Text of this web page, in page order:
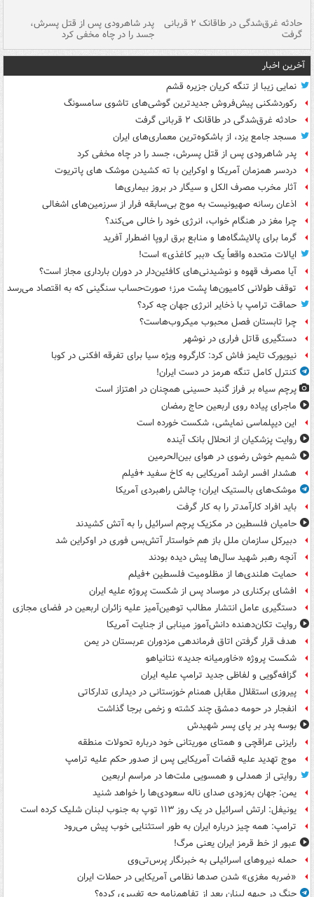
حادثه غرق‌شدگی در طاقانک ۲ قربانی
گرفت
پدر شاهرودی پس از قتل پسرش،
جسد را در چاه مخفی کرد
آخرین اخبار
نمایی زیبا از تنگه کریان جزیره قشم
رکوردشکنی پیش‌فروش جدیدترین گوشی‌های تاشوی سامسونگ
حادثه غرق‌شدگی در طاقانک ۲ قربانی گرفت
مسجد جامع یزد، از باشکوه‌ترین معماری‌های ایران
پدر شاهرودی پس از قتل پسرش، جسد را در چاه مخفی کرد
دردسر همزمان آمریکا و اوکراین با ته کشیدن موشک های پاتریوت
آثار مخرب مصرف الکل و سیگار در بروز بیماری‌ها
اذعان رسانه صهیونیست به موج بی‌سابقه فرار از سرزمین‌های اشغالی
چرا مغز در هنگام خواب، انرژی خود را خالی می‌کند؟
گرما برای پالایشگاه‌ها و منابع برق اروپا اضطرار آفرید
ایالات متحده واقعاً یک «ببر کاغذی» است!
آیا مصرف قهوه و نوشیدنی‌های کافئین‌دار در دوران بارداری مجاز است؟
توقف طولانی کامیون‌ها پشت مرز؛ صورت‌حساب سنگینی که به اقتصاد می‌رسد
حماقت ترامپ با ذخایر انرژی جهان چه کرد؟
چرا تابستان فصل محبوب میکروب‌هاست؟
دستگیری قاتل فراری در نوشهر
نیویورک تایمز فاش کرد: کارگروه ویژه سیا برای تفرقه افکنی در کوبا
کنترل کامل تنگه هرمز در دست ایران!
پرچم سیاه بر فراز گنبد حسینی همچنان در اهتزاز است
ماجرای پیاده روی اربعین حاج رمضان
این دیپلماسی نمایشی، شکست خورده است
روایت پزشکیان از انحلال بانک آینده
شمیم خوش رضوی در هوای بین‌الحرمین
هشدار افسر ارشد آمریکایی به کاخ سفید +فیلم
موشک‌های بالستیک ایران؛ چالش راهبردی آمریکا
باید افراد کارآمدتر را به کار گرفت
حامیان فلسطین در مکزیک پرچم اسرائیل را به آتش کشیدند
دبیرکل سازمان ملل باز هم خواستار آتش‌بس فوری در اوکراین شد
آنچه رهبر شهید سال‌ها پیش دیده بودند
حمایت هلندی‌ها از مظلومیت فلسطین +فیلم
افشای برکناری در موساد پس از شکست پروژه علیه ایران
دستگیری عامل انتشار مطالب توهین‌آمیز علیه زائران اربعین در فضای مجازی
روایت تکان‌دهنده دانش‌آموز مینابی از جنایت آمریکا
هدف قرار گرفتن اتاق‌ فرماندهی مزدوران عربستان در یمن
شکست پروژه «خاورمیانه جدید» نتانیاهو
گزافه‌گویی و لفاظی جدید ترامپ علیه ایران
پیروزی استقلال مقابل همنام خوزستانی در دیداری تدارکاتی
انفجار در حومه دمشق چند کشته و زخمی برجا گذاشت
بوسه‌ پدر بر پای پسر شهیدش
رایزنی عراقچی و همتای موریتانی خود درباره تحولات منطقه
موج تهدید علیه قضات آمریکایی پس از صدور حکم علیه ترامپ
روایتی از همدلی و همسویی ملت‌ها در مراسم اربعین
یمن: جهان به‌زودی صدای ناله سعودی‌ها را خواهد شنید
یونیفل: ارتش اسرائیل در یک روز ۱۱۳ توپ به جنوب لبنان شلیک کرده است
ترامپ: همه چیز درباره ایران به طور استثنایی خوب پیش می‌رود
عبور از خط قرمز ایران یعنی مرگ!
حمله نیروهای اسرائیلی به خبرنگار پرس‌تی‌وی
«ضربه مغزی» شدن صدها نظامی آمریکایی در حملات ایران
جنگ در جبهه لبنان بعد از تفاهم‌نامه چه تغییری کرده؟